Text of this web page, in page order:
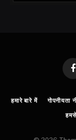
हमारे बारे में गोपनीयता